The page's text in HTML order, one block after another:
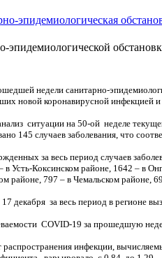
эпидемиологическая
эпидемиологической
недели санитарно-
новой коронавирусной
ситуации на 50-ой неделе
145 случаев заболевания, что
за весь период случаев
в Усть-Коксинском районе, 1642 – в
районе, 797 – в Чемальском районе,
декабря за весь период в регионе
COVID-19 за прошедшую
распространения инфекции,